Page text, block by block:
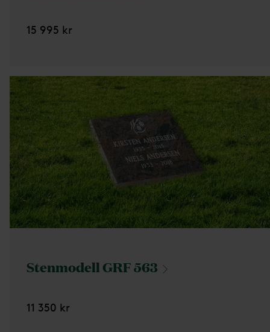
15 995 kr
Stenmodell GRF563
11 350 kr